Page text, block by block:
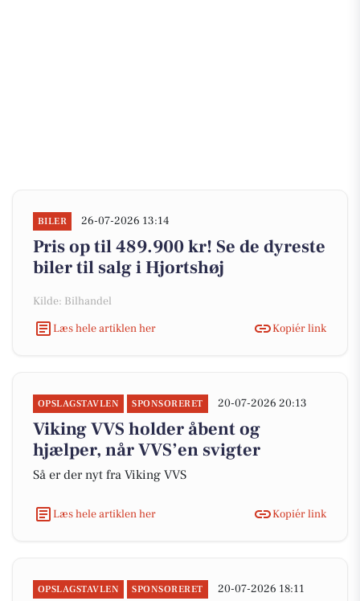
BILER 26-07-2026 13:14
Pris op til 489.900 kr! Se de dyreste
biler til salg i Hjortshøj
Kilde: Bilhandel
Læs hele artiklen her
Kopiér link
OPSLAGSTAVLEN SPONSORERET 20-07-2026 20:13
Viking VVS holder åbent og
hjælper, når VVS’en svigter
Så er der nyt fra Viking VVS
Læs hele artiklen her Kopiér link
OPSLAGSTAVLEN SPONSORERET 20-07-2026 18:11